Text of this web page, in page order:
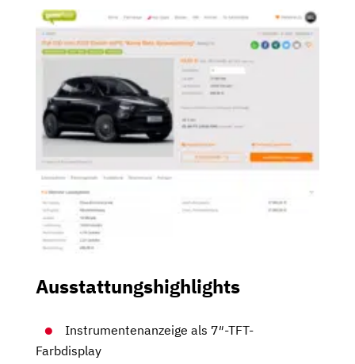
Ausstattungshighlights
Instrumentenanzeige als 7″-TFT-
Farbdisplay